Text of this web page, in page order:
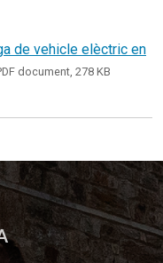
de vehicle elèctric en
document, 278 KB